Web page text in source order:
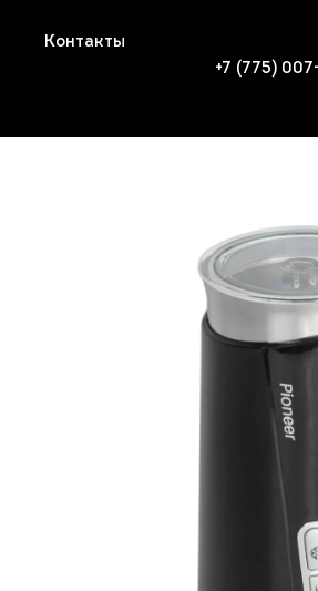
Контакты
+7 (775)